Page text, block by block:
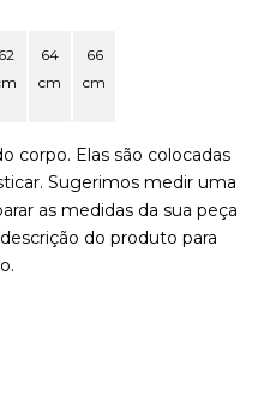
62
64
cm
66
cm
corpo. Elas são colocadas
Sugerimos medir uma
as medidas da sua peça
do produto para